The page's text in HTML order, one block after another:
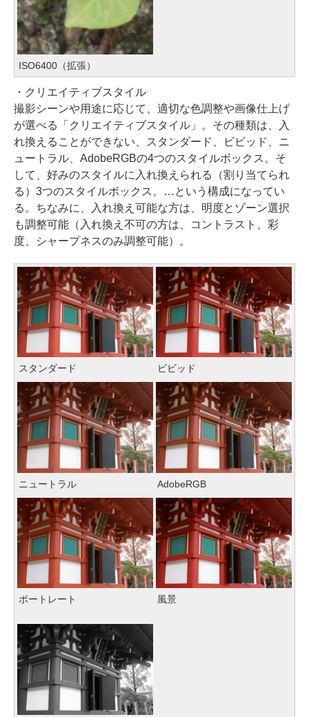
ISO6400（拡張）
・クリエイティブスタイル
撮影シーンや用途に応じて、適切な色調整や画像仕上げ
が選べる「クリエイティブスタイル」。その種類は、入
れ換えることができない、スタンダード、ビビッド、ニ
ュートラル、AdobeRGBの4つのスタイルボックス。そ
して、好みのスタイルに入れ換えられる（割り当てられ
る）3つのスタイルボックス。…という構成になってい
る。ちなみに、入れ換え可能な方は、明度とゾーン選択
も調整可能（入れ換え不可の方は、コントラスト、彩
度、シャープネスのみ調整可能）。
スタンダード ビビッド
ニュートラル AdobeRGB
ポートレート 風景